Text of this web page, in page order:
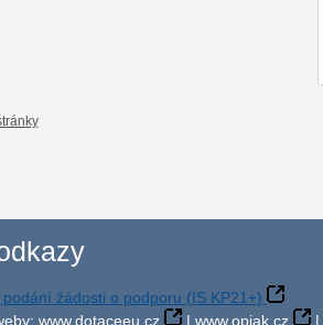
žádosti o podporu (IS KP21+)
www.dotaceeu.cz | www.opjak.cz |